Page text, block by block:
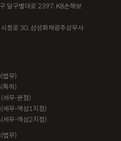
달구벌대로 2397, KB손해보
청로 30, 삼성화재광주상무사
무)
허)
무-본점)
무-역삼1지점)
무-역삼2지점)
무)